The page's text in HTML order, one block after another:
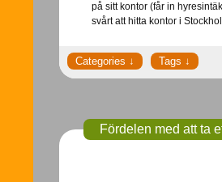
på sitt kontor (får in
svårt att hitta kontor i
Fördelen med att ta